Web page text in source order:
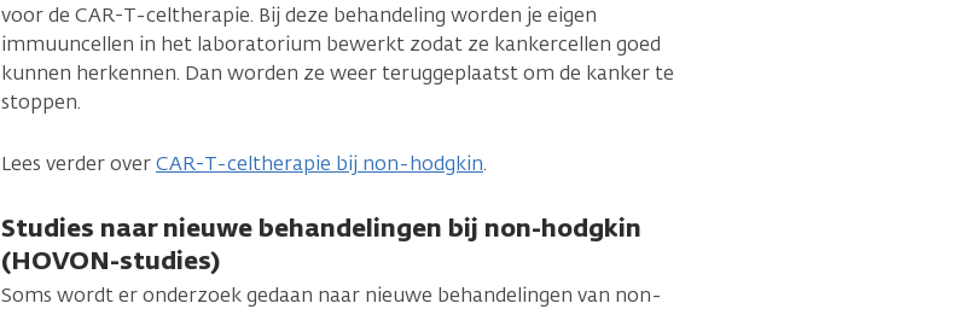
voor de CAR-T-celtherapie. Bij deze behandeling worden je eigen
immuuncellen in het laboratorium bewerkt zodat ze kankercellen goed
kunnen herkennen. Dan worden ze weer teruggeplaatst om de kanker te
stoppen.
Lees verder overCAR-T-celtherapie bij non-hodgkin.
Studies naar nieuwe behandelingen bij non-hodgkin
(HOVON-studies)
Soms wordt er onderzoek gedaan naar nieuwe behandelingen van non-